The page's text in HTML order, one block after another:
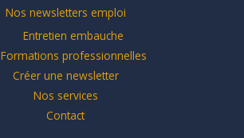
Nos newsletters emploi
Entretien embauche
Formations professionnelles
Créer une newsletter
Nos services
Contact